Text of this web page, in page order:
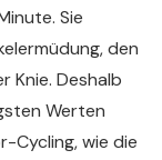
Sie
den
Knie. Deshalb
Werten
Cycling, wie die